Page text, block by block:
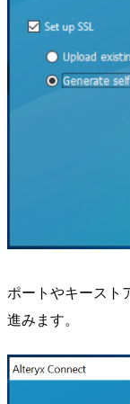
ポートやキースト
進みます。